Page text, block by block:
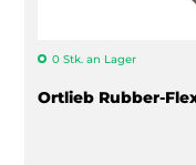
0 Stk. an Lager
Ortlieb Rubber-